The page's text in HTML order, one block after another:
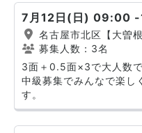
7月12日(日) 09:00
名古屋市北区【大曽
募集人数：3名
3面＋0.5面×3で大人数
中級募集でみんなで楽し
す。